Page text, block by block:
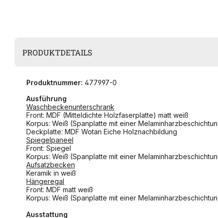
PRODUKTDETAILS
Produktnummer: 477997-0
Ausführung
Waschbeckenunterschrank
Front: MDF (Mitteldichte Holzfaserplatte) matt weiß
Korpus: Weiß (Spanplatte mit einer
Deckplatte: MDF Wotan Eiche Holznachbildung
Spiegelpaneel
Front: Spiegel
Korpus: Weiß (Spanplatte mit einer
Aufsatzbecken
Keramik in weiß
Hängeregal
Front: MDF matt weiß
Korpus: Weiß (Spanplatte mit einer
Ausstattung